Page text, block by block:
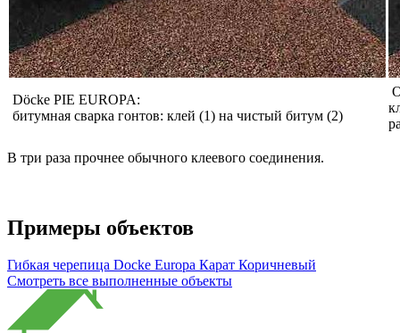
Döcke PIE EUROPA:
битумная сварка гонтов: клей (1) на чистый битум (2)
В три раза прочнее обычного клеевого соединения.
Примеры объектов
Гибкая черепица Docke Europa Карат Коричневый
Смотреть все выполненные объекты